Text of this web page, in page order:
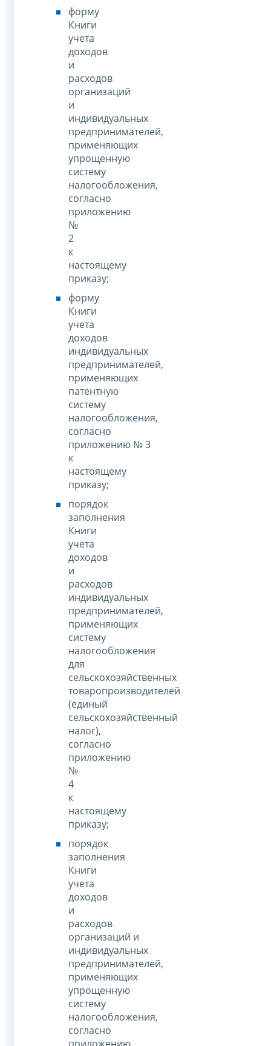
форму
Книги
учета
доходов
и
расходов
организаций
и
индивидуальных
предпринимателей,
применяющих
упрощенную
систему
налогообложения,
согласно
приложению
№
2
к
настоящему
приказу;
форму
Книги
учета
доходов
индивидуальных
предпринимателей,
применяющих
патентную
систему
налогообложения,
согласно
приложению № 3
к
настоящему
приказу;
порядок
заполнения
Книги
учета
доходов
и
расходов
индивидуальных
предпринимателей,
применяющих
систему
налогообложения
для
сельскохозяйственных
товаропроизводителей
(единый
сельскохозяйственный
налог),
согласно
приложению
№
4
к
настоящему
приказу;
порядок
заполнения
Книги
учета
доходов
и
расходов
организаций и
индивидуальных
предпринимателей,
применяющих
упрощенную
систему
налогообложения,
согласно